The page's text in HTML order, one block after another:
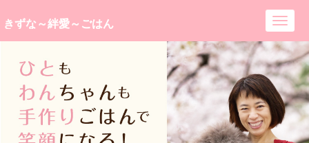
きずな～絆愛～ごはん